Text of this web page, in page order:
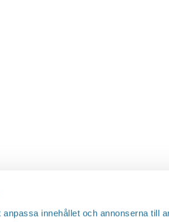
innehållet och annonserna till